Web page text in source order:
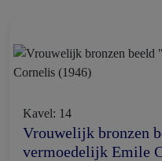
Kavel: 14
Vrouwelijk bronzen
vermoedelijk Emile